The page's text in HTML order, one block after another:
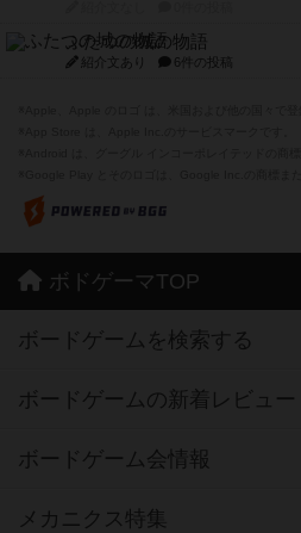
ふたつの城の物語
紹介文あり 6件の投稿
ボドゲーマTOP
ボードゲームを検索する
ボードゲームの新着レビュー
ボードゲーム会情報
メカニクス特集